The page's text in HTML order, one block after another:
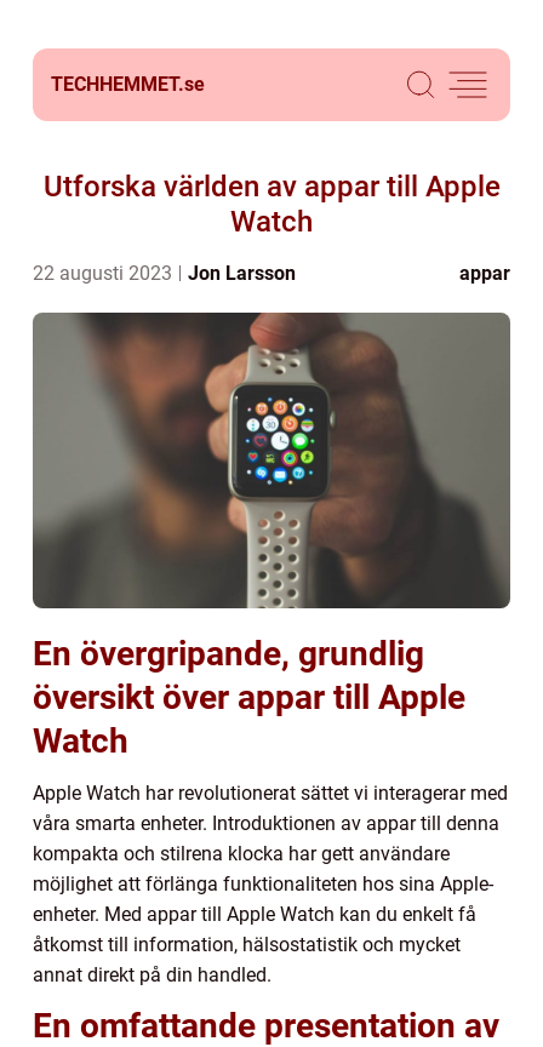
TECHHEMMET.se
Utforska världen av appar till Apple
Watch
22 augusti 2023 Jon Larsson appar
En övergripande, grundlig
översikt över appar till Apple
Watch
Apple Watch har revolutionerat sättet vi interagerar med
våra smarta enheter. Introduktionen av appar till denna
kompakta och stilrena klocka har gett användare
möjlighet att förlänga funktionaliteten hos sina Apple-
enheter. Med appar till Apple Watch kan du enkelt få
åtkomst till information, hälsostatistik och mycket
annat direkt på din handled.
En omfattande presentation av